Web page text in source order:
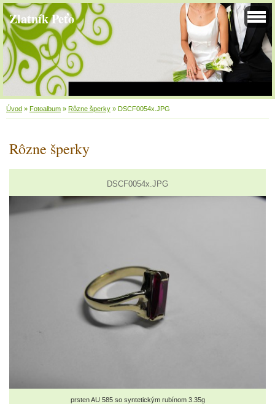
Zlatník Peťo
Úvod » Fotoalbum » Rôzne šperky » DSCF0054x.JPG
Rôzne šperky
DSCF0054x.JPG
prsten AU 585 so syntetickým rubínom 3.35g